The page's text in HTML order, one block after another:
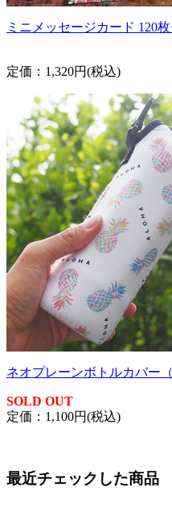
ミニメッセージカード 120
定価：1,320円(税込)
ネオプレーンボトルカバー（
SOLD OUT
定価：1,100円(税込)
最近チェックした商品